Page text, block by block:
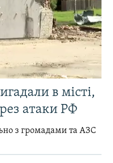
в місті,
атаки РФ
з громадами та АЗС